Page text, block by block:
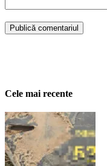
Cele mai recente